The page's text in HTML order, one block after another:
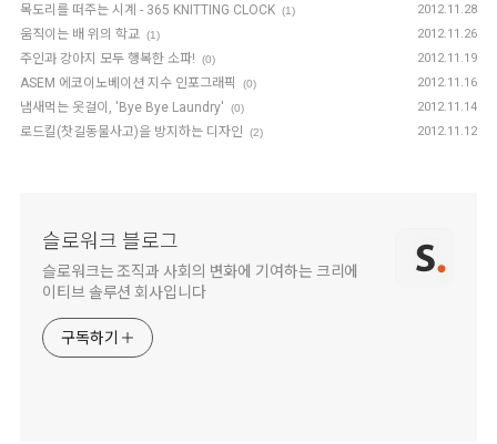
목도리를 떠주는 시계 - 365 KNITTING CLOCK (1) 2012.11.28
움직이는 배 위의 학교 (1) 2012.11.26
주인과 강아지 모두 행복한 소파! (0) 2012.11.19
ASEM 에코이노베이션 지수 인포그래픽 (0) 2012.11.16
냄새먹는 옷걸이, 'Bye Bye Laundry' (0) 2012.11.14
로드킬(찻길동물사고)을 방지하는 디자인 (2) 2012.11.12
슬로워크 블로그
슬로워크는 조직과 사회의 변화에 기여하는 크리에
이티브 솔루션 회사입니다
구독하기